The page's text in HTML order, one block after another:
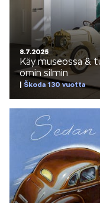
Mallit
8.7.2025
Käy museossa &
omin silmin
Škoda 130 vuotta